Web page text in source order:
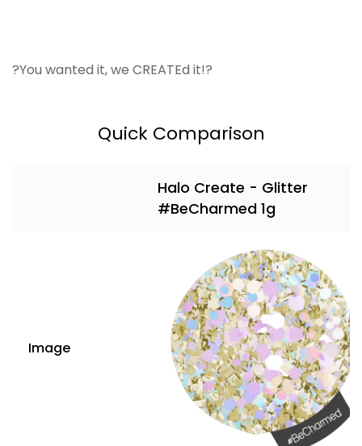
?You wanted it, we CREATEd it!?
Quick Comparison
Halo Create - Glitter
#BeCharmed 1g
Image